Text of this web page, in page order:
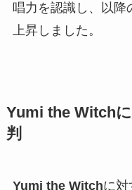
唱力を認識し、以降
上昇しました。
Yumi the Witch
判
Yumi the Witchに対